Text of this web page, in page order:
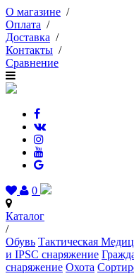
О магазине /
Оплата /
Доставка /
Контакты /
Сравнение
0
Каталог
/
Обувь Тактическая
и IPSC снаряжение
снаряжение Охота